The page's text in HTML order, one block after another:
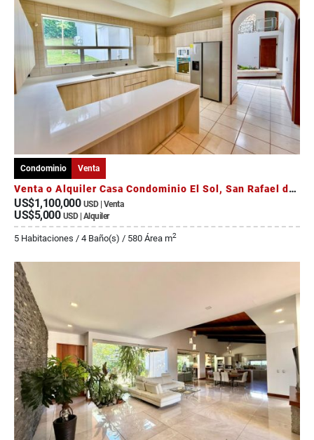
Condominio Venta
Venta o Alquiler Casa Condominio El Sol, San Rafael de Escazú
US$1,100,000 USD | Venta
US$5,000 USD | Alquiler
5 Habitaciones / 4 Baño(s) / 580 Área m2